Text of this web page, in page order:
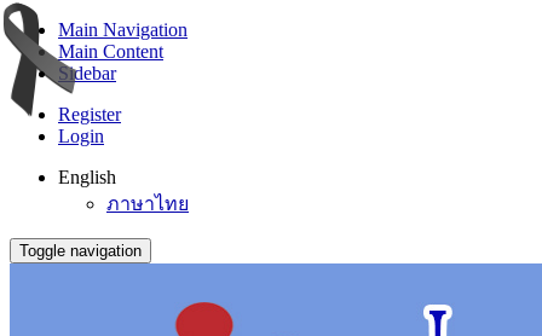
Main Navigation
Main Content
Sidebar
Register
Login
English
ภาษาไทย
Toggle navigation